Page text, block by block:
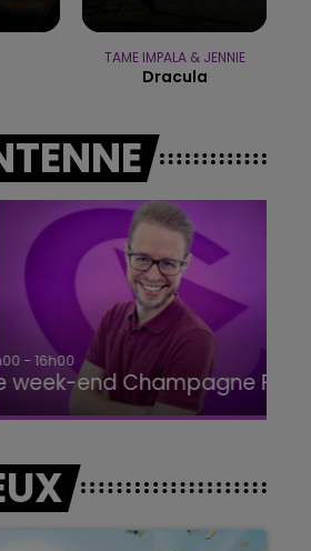
TAME IMPALA & JENNIE
Dracula
Champagne FM